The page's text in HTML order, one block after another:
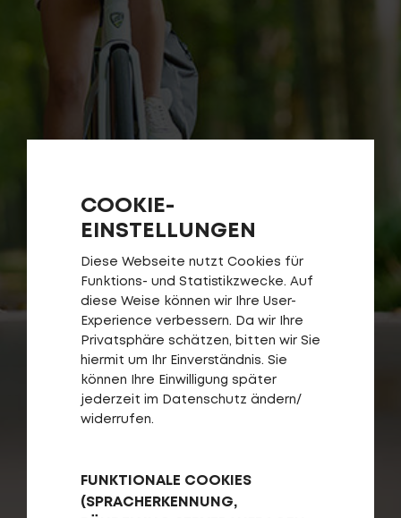
de-DE Login
HÄNDLERSUCHE
COOKIE-
EINSTELLUNGEN
Diese Webseite nutzt Cookies für
Funktions- und Statistikzwecke. Auf
diese Weise können wir Ihre User-
Experience verbessern. Da wir Ihre
Privatsphäre schätzen, bitten wir Sie
hiermit um Ihr Einverständnis. Sie
können Ihre Einwilligung später
jederzeit im Datenschutz ändern/
widerrufen.
FUNKTIONALE COOKIES
(SPRACHERKENNUNG,